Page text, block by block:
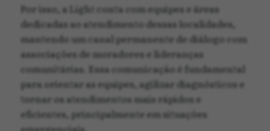
Por isso, a Light conta com equipes e áreas
dedicadas ao atendimento dessas localidades,
mantendo um canal permanente de diálogo com
associações de moradores e lideranças
comunitárias. Essa comunicação é fundamental
para orientar as equipes, agilizar diagnósticos e
tornar os atendimentos mais rápidos e
eficientes, principalmente em situações